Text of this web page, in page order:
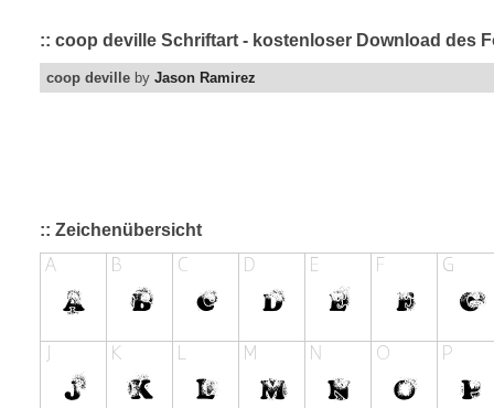
:: coop deville Schriftart - kostenloser Download des
coop deville by Jason Ramirez
:: Zeichenübersicht